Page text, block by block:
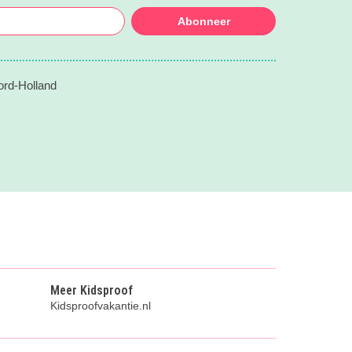
Abonneer
Holland
Meer Kidsproof
Kidsproofvakantie.nl